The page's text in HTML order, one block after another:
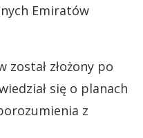
Emiratów
został złożony po
się o planach
z